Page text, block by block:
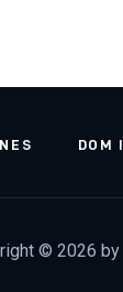
DOM
© 2026 by